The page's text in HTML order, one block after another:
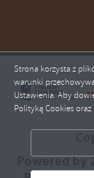
Powered by
Strona korzysta z
warunki
Ustawienia. Aby
Polityką Cookies